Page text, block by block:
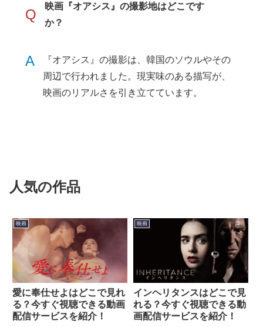
Q
映画『オアシス』の撮影地はどこです
か？
A
『オアシス』の撮影は、韓国のソウルやその
周辺で行われました。現実味のある描写が、
映画のリアルさを引き立てています。
人気の作品
映画
愛に奉仕せよはどこで見れ
る？今すぐ視聴できる動画
配信サービスを紹介！
映画
インヘリタンスはどこで見
れる？今すぐ視聴できる動
画配信サービスを紹介！